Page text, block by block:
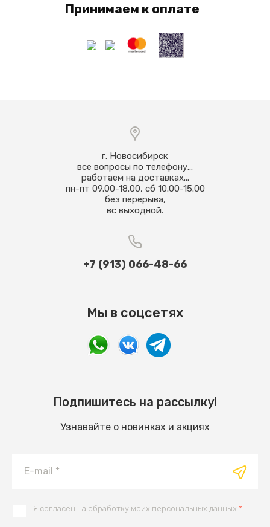
Принимаем к оплате
г. Новосибирск
все вопросы по телефону...
работаем на доставках...
пн-пт 09.00-18.00, сб 10.00-15.00
без перерыва,
вс выходной.
+7 (913) 066-48-66
Мы в соцсетях
Подпишитесь на рассылку!
Узнавайте о новинках и акциях
Я согласен на обработку моих персональных данных *